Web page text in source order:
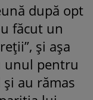
după opt
făcut un
și așa
unul pentru
au rămas